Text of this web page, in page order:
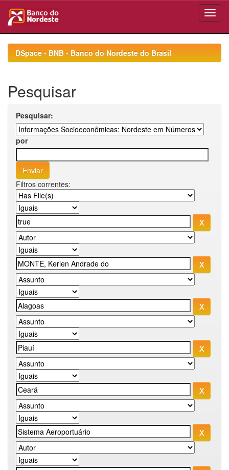
navigationDSpace - BNB - Banco do Nordeste do Brasil
Pesquisar
Pesquisar:
por
Filtros correntes: